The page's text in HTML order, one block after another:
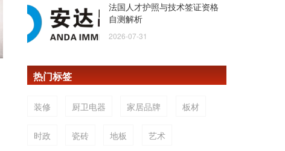
法国人才护照与技术签证资格
自测解析
2026-07-31
热门标签
装修 厨卫电器 家居品牌 板材
时政 瓷砖 地板 艺术